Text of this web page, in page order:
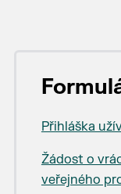
Přihláška
Žádost o
veřejného